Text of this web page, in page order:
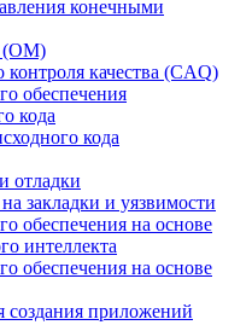
конечными
(OM)
качества (CAQ)
обеспечения
кода
кода
отладки
закладки и уязвимости
обеспечения на основе
интеллекта
обеспечения на основе
приложений